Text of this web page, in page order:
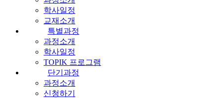
학사일정
교재소개
특별과정
과정소개
학사일정
TOPIK 프로그램
단기과정
과정소개
신청하기